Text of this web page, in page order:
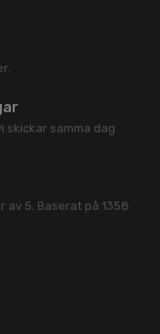
skickar samma dag
av 5 . Baserat på 1358